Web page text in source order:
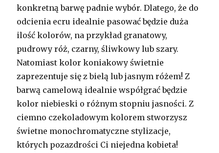
konkretną barwę padnie wybór. Dlatego, że do
odcienia ecru idealnie pasować będzie duża
ilość kolorów, na przykład granatowy,
pudrowy róż, czarny, śliwkowy lub szary.
Natomiast kolor koniakowy świetnie
zaprezentuje się z bielą lub jasnym różem! Z
barwą camelową idealnie współgrać będzie
kolor niebieski o różnym stopniu jasności. Z
ciemno czekoladowym kolorem stworzysz
świetne monochromatyczne stylizacje,
których pozazdrości Ci niejedna kobieta!